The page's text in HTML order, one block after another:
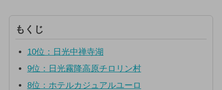
もくじ
10位：日光中禅寺湖
9位：日光霧降高原チロリン村
8位：ホテルカジュアルユーロ